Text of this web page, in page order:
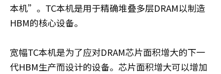
本机”。TC本机是用于精确堆叠多层DRAM以制造
HBM的核心设备。
宽幅TC本机是为了应对DRAM芯片面积增大的下一
代HBM生产而设计的设备。芯片面积增大可以增加